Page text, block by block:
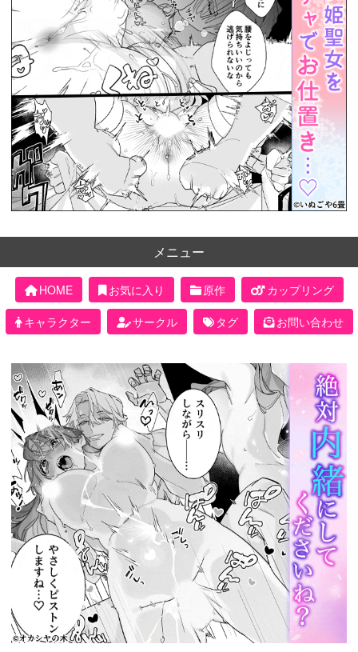
メニュー
HOME お気に入り 原作
カップリング
キャラクター
サークル タグ お問い合わせ